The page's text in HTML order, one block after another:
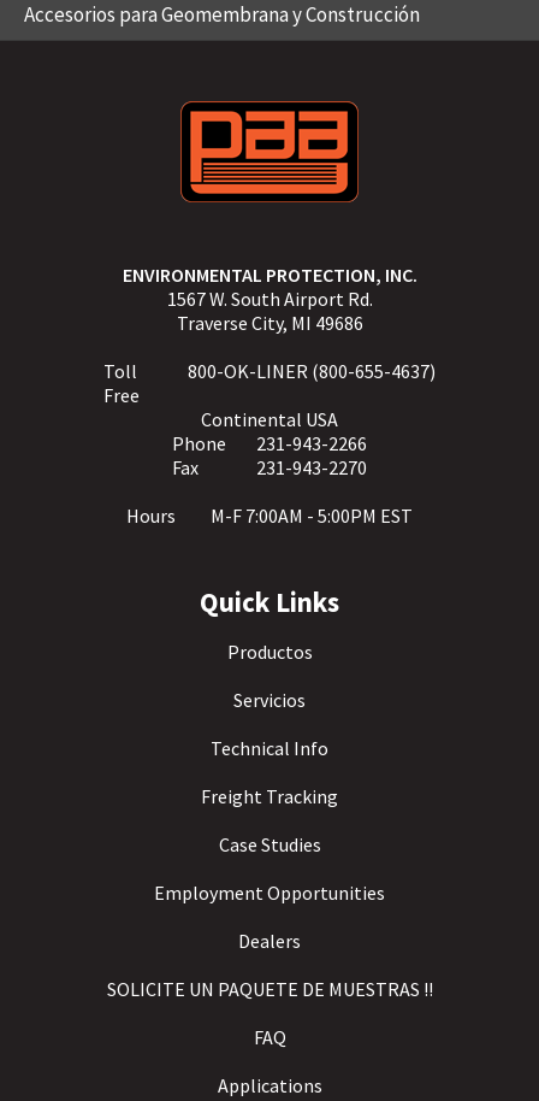
Accesorios para Geomembrana y Construcción
ENVIRONMENTAL PROTECTION, INC.
1567 W. South Airport Rd.
Traverse City, MI 49686
Toll
Free
800-OK-LINER (800-655-4637)
Continental USA
Phone
231-943-2266
Fax
231-943-2270
Hours
M-F 7:00AM - 5:00PM EST
Quick Links
Productos
Servicios
Technical Info
Freight Tracking
Case Studies
Employment Opportunities
Dealers
SOLICITE UN PAQUETE DE MUESTRAS !!
FAQ
Applications